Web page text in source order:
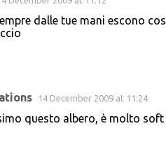
dalle tue mani escono
14 December 2009 at 11:24
questo albero, è molto soft